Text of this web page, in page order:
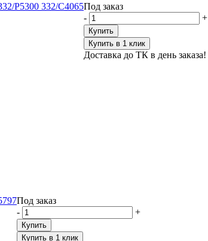
P5300 332/C4065Под заказ
-
+
Купить
Купить в 1 клик
Доставка до ТК в день заказа!
Под заказ
-
+
Купить
Купить в 1 клик